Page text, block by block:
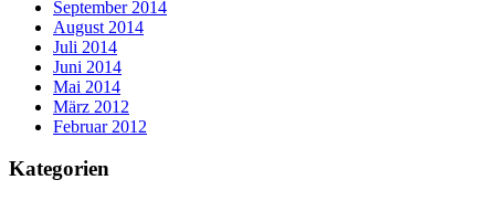
September 2014
August 2014
Juli 2014
Juni 2014
Mai 2014
März 2012
Februar 2012
Kategorien